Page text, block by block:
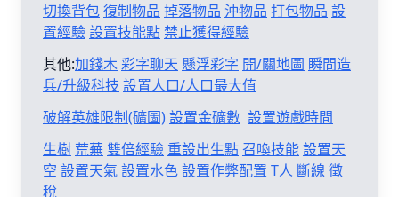
切換背包復制物品 掉落物品 沖物品 打包物品 設
置經驗設置技能點禁止獲得經驗
其他:加錢木彩字聊天 懸浮彩字 開/關地圖 瞬間造
兵/升級科技 設置人口/人口最大值
破解英雄限制(礦圖)設置金礦數 設置遊戲時間
生樹 荒蕪雙倍經驗 重設出生點召喚技能設置天
空 設置天氣設置水色設置作弊配置 T人 斷線 徵
稅